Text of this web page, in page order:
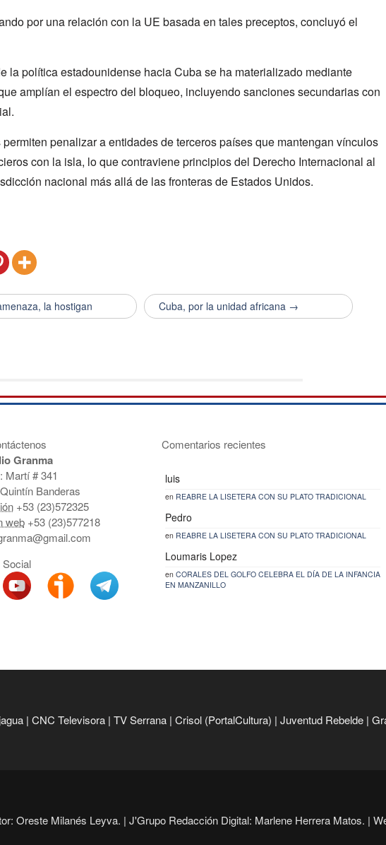
por una relación con la UE basada en tales preceptos, concluyó el
la política estadounidense hacia Cuba se ha materializado mediante
amplían el espectro del bloqueo, incluyendo sanciones secundarias con
penalizar a entidades de terceros países que mantengan vínculos
con la isla, lo que contraviene principios del Derecho Internacional al
nacional más allá de las fronteras de Estados Unidos.
la hostigan Cuba, por la unidad africana →
Granma
Martí # 341
Banderas
+53 (23)572325
web+53 (23)577218
Social
Comentarios recientes
luis
en REABRE LA LISETERA CON SU PLATO TRADICIONAL
Pedro
en REABRE LA LISETERA CON SU PLATO TRADICIONAL
Loumaris Lopez
en CORALES DEL GOLFO CELEBRA EL DÍA DE LA INFANCIA
EN MANZANILLO
| CNC Televisora | TV Serrana | Crisol (PortalCultura) | Juventud Rebelde |
Oreste Milanés Leyva. | J'Grupo Redacción Digital: Marlene Herrera Matos. |